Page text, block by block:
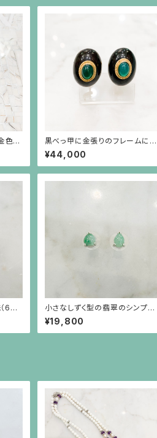
色の
黒べっ甲に金張りのフレームにグ
リーン瑪瑙のイヤリング
¥44,000
6m
ン
小さなしずく型の翡翠のシンプル
なシルバー枠のピアス（シルバーポ
スト）
¥19,800